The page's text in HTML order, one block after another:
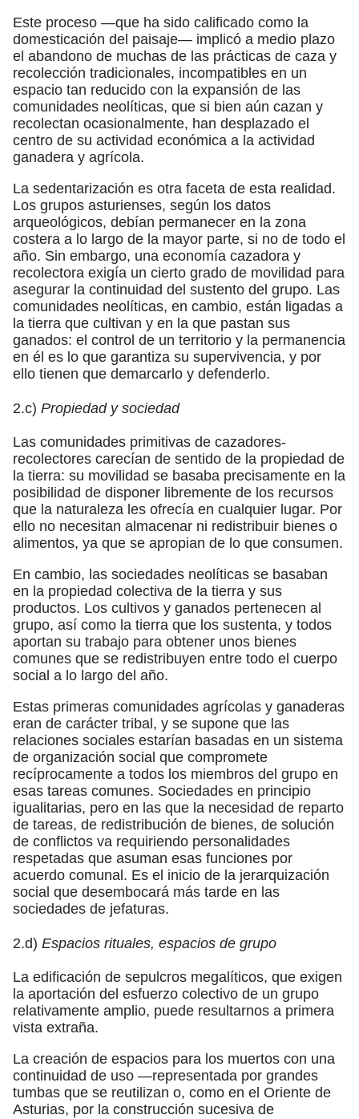
Este proceso —que ha sido calificado como la
domesticación del paisaje— implicó a medio plazo
el abandono de muchas de las prácticas de caza y
recolección tradicionales, incompatibles en un
espacio tan reducido con la expansión de las
comunidades neolíticas, que si bien aún cazan y
recolectan ocasionalmente, han desplazado el
centro de su actividad económica a la actividad
ganadera y agrícola.
La sedentarización es otra faceta de esta realidad.
Los grupos asturienses, según los datos
arqueológicos, debían permanecer en la zona
costera a lo largo de la mayor parte, si no de todo el
año. Sin embargo, una economía cazadora y
recolectora exigía un cierto grado de movilidad para
asegurar la continuidad del sustento del grupo. Las
comunidades neolíticas, en cambio, están ligadas a
la tierra que cultivan y en la que pastan sus
ganados: el control de un territorio y la permanencia
en él es lo que garantiza su supervivencia, y por
ello tienen que demarcarlo y defenderlo.
2.c) Propiedad y sociedad
Las comunidades primitivas de cazadores-
recolectores carecían de sentido de la propiedad de
la tierra: su movilidad se basaba precisamente en la
posibilidad de disponer libremente de los recursos
que la naturaleza les ofrecía en cualquier lugar. Por
ello no necesitan almacenar ni redistribuir bienes o
alimentos, ya que se apropian de lo que consumen.
En cambio, las sociedades neolíticas se basaban
en la propiedad colectiva de la tierra y sus
productos. Los cultivos y ganados pertenecen al
grupo, así como la tierra que los sustenta, y todos
aportan su trabajo para obtener unos bienes
comunes que se redistribuyen entre todo el cuerpo
social a lo largo del año.
Estas primeras comunidades agrícolas y ganaderas
eran de carácter tribal, y se supone que las
relaciones sociales estarían basadas en un sistema
de organización social que compromete
recíprocamente a todos los miembros del grupo en
esas tareas comunes. Sociedades en principio
igualitarias, pero en las que la necesidad de reparto
de tareas, de redistribución de bienes, de solución
de conflictos va requiriendo personalidades
respetadas que asuman esas funciones por
acuerdo comunal. Es el inicio de la jerarquización
social que desembocará más tarde en las
sociedades de jefaturas.
2.d) Espacios rituales, espacios de grupo
La edificación de sepulcros megalíticos, que exigen
la aportación del esfuerzo colectivo de un grupo
relativamente amplio, puede resultarnos a primera
vista extraña.
La creación de espacios para los muertos con una
continuidad de uso —representada por grandes
tumbas que se reutilizan o, como en el Oriente de
Asturias, por la construcción sucesiva de